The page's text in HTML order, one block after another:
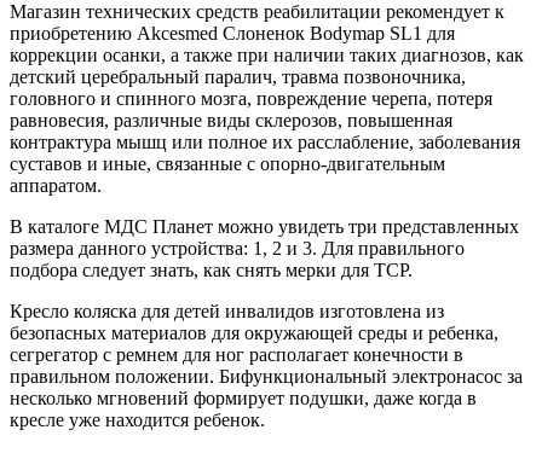
Магазин технических средств реабилитации рекомендует к
приобретению Akcesmed Слоненок Bodymap SL1 для
коррекции осанки, а также при наличии таких диагнозов, как
детский церебральный паралич, травма позвоночника,
головного и спинного мозга, повреждение черепа, потеря
равновесия, различные виды склерозов, повышенная
контрактура мышц или полное их расслабление, заболевания
суставов и иные, связанные с опорно-двигательным
аппаратом.
В каталоге МДС Планет можно увидеть три представленных
размера данного устройства: 1, 2 и 3. Для правильного
подбора следует знать, как снять мерки для ТСР.
Кресло коляска для детей инвалидов изготовлена из
безопасных материалов для окружающей среды и ребенка,
сегрегатор с ремнем для ног располагает конечности в
правильном положении. Бифункциональный электронасос за
несколько мгновений формирует подушки, даже когда в
кресле уже находится ребенок.